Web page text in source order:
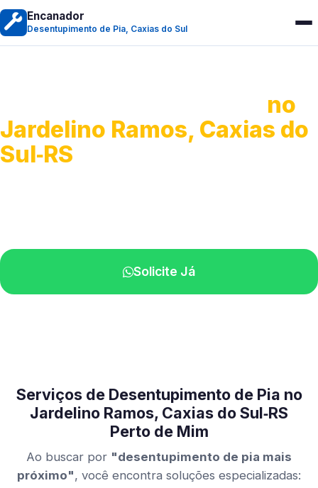
Encanador
Desentupimento de Pia, Caxias do Sul
no
Jardelino Ramos, Caxias do
Sul‑RS
Solicite Já
Serviços de Desentupimento de Pia no
Jardelino Ramos, Caxias do Sul‑RS
Perto de Mim
Ao buscar por "desentupimento de pia mais
próximo", você encontra soluções especializadas: